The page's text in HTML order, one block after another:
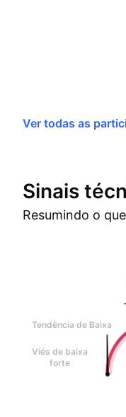
Ver todas as
Sinais
Resumindo o
Tendência de Baixa
Viés de baixa
forte